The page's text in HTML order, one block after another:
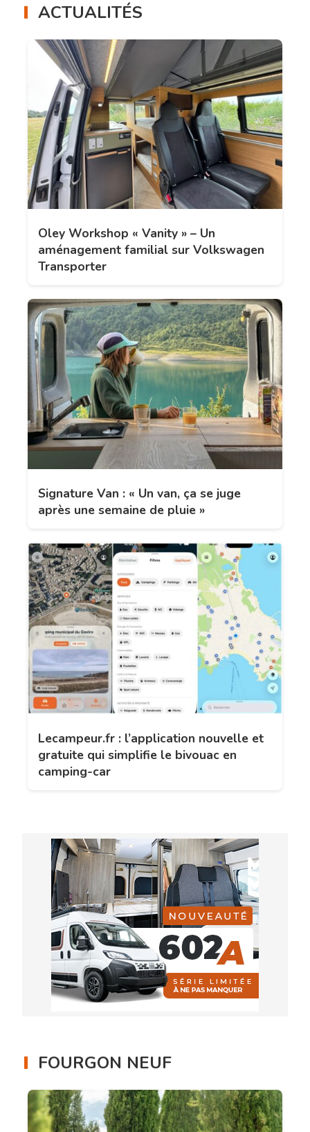
ACTUALITÉS
Oley Workshop « Vanity » – Un
aménagement familial sur Volkswagen
Transporter
Signature Van : « Un van, ça se juge
après une semaine de pluie »
Lecampeur.fr : l’application nouvelle et
gratuite qui simplifie le bivouac en
camping-car
FOURGON NEUF